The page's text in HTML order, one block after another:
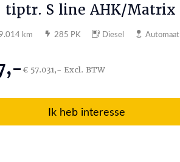
tiptr. S line AHK/Matrix
km 285 PK Diesel Automaat
€ 57.031,- Excl. BTW
Ik heb interesse